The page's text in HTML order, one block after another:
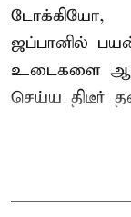
டோக்கியோ,
ஜப்பானில்
உடைகளை
செய்ய திடீர்